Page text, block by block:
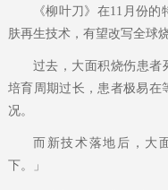
《柳叶刀》在11月份
肤再生技术，有望改写全球
过去，大面积烧伤患者
培育周期过长，患者极易在
况。
而新技术落地后，大
下。」